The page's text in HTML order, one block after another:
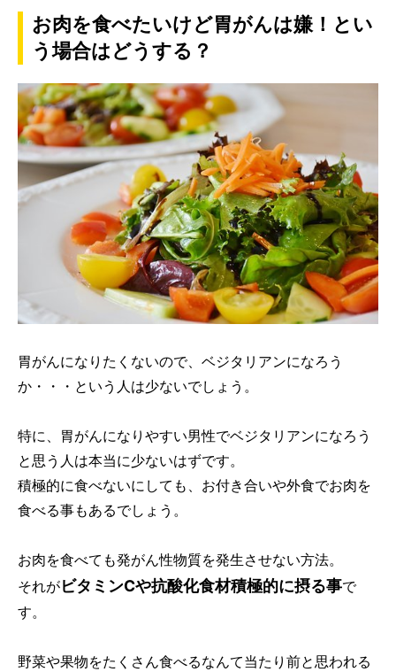
お肉を食べたいけど胃がんは嫌！とい
う場合はどうする？
胃がんになりたくないので、ベジタリアンになろう
か・・・という人は少ないでしょう。
特に、胃がんになりやすい男性でベジタリアンになろう
と思う人は本当に少ないはずです。
積極的に食べないにしても、お付き合いや外食でお肉を
食べる事もあるでしょう。
お肉を食べても発がん性物質を発生させない方法。
それがビタミンCや抗酸化食材積極的に摂る事で
す。
野菜や果物をたくさん食べるなんて当たり前と思われる